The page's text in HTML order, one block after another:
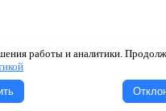
работы и аналитики.